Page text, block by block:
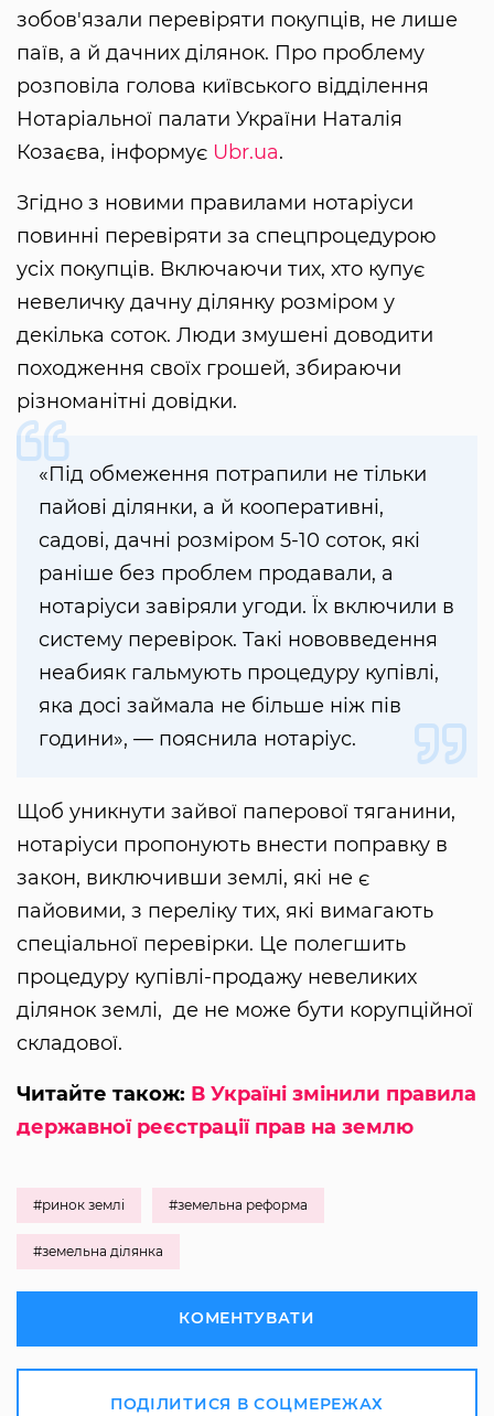
зобов'язали перевіряти покупців, не лише
паїв, а й дачних ділянок. Про проблему
розповіла голова київського відділення
Нотаріальної палати України Наталія
Козаєва, інформує Ubr.ua.
Згідно з новими правилами нотаріуси
повинні перевіряти за спецпроцедурою
усіх покупців. Включаючи тих, хто купує
невеличку дачну ділянку розміром у
декілька соток. Люди змушені доводити
походження своїх грошей, збираючи
різноманітні довідки.
«Під обмеження потрапили не тільки
пайові ділянки, а й кооперативні,
садові, дачні розміром 5-10 соток, які
раніше без проблем продавали, а
нотаріуси завіряли угоди. Їх включили в
систему перевірок. Такі нововведення
неабияк гальмують процедуру купівлі,
яка досі займала не більше ніж пів
години», — пояснила нотаріус.
Щоб уникнути зайвої паперової тяганини,
нотаріуси пропонують внести поправку в
закон, виключивши землі, які не є
пайовими, з переліку тих, які вимагають
спеціальної перевірки. Це полегшить
процедуру купівлі-продажу невеликих
ділянок землі, де не може бути корупційної
складової.
Читайте також: В Україні змінили правила
державної реєстрації прав на землю
#ринок землі #земельна реформа
#земельна ділянка
КОМЕНТУВАТИ
ПОДІЛИТИСЯ В СОЦМЕРЕЖАХ